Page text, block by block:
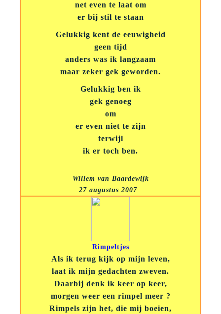
net even te laat om
er bij stil te staan
Gelukkig kent de eeuwigheid
geen tijd
anders was ik langzaam
maar zeker gek geworden.
Gelukkig ben ik
gek genoeg
om
er even niet te zijn
terwijl
ik er toch ben.
Willem van Baardewijk
27 augustus 2007
Rimpeltjes
Als ik terug kijk op mijn leven,
laat ik mijn gedachten zweven.
Daarbij denk ik keer op keer,
morgen weer een rimpel meer ?
Rimpels zijn het, die mij boeien,